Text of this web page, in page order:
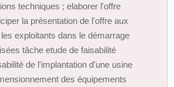
techniques ; elaborer l'offre
la présentation de l'offre aux
exploitants dans le démarrage
tâche etude de faisabilité
de l'implantation d'une usine
des équipements